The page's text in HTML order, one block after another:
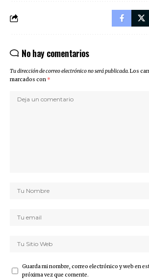
No hay comentarios
Tu dirección de correo electrónico no será publicada.Los
marcados con *
Guarda mi nombre, correo electrónico y web en
próxima vez que comente.